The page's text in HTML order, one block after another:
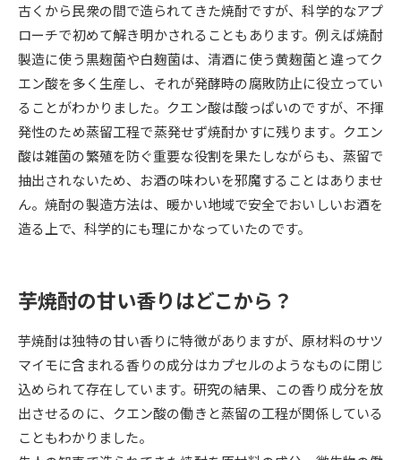
（高3生用）
（高2生用）
SELFBRAND特集ページ
オープンキャンパスなどを調べる
オープンキャンパス検索 実施プログラムから探す
来場型・Web型イベント特集 夢ナビライブ
志望校・出願校を調べる
併願校選び 受験スケジュールを立てよう
先輩が入学を決めた理由
古くから民衆の間で造られてきた焼酎ですが、科学的なアプ
ローチで初めて解き明かされることもあります。例えば焼酎
製造に使う黒麹菌や白麹菌は、清酒に使う黄麹菌と違ってク
エン酸を多く生産し、それが発酵時の腐敗防止に役立ってい
ることがわかりました。クエン酸は酸っぱいのですが、不揮
発性のため蒸留工程で蒸発せず焼酎かすに残ります。クエン
酸は雑菌の繁殖を防ぐ重要な役割を果たしながらも、蒸留で
抽出されないため、お酒の味わいを邪魔することはありませ
ん。焼酎の製造方法は、暖かい地域で安全でおいしいお酒を
造る上で、科学的にも理にかなっていたのです。
芋焼酎の甘い香りはどこから？
芋焼酎は独特の甘い香りに特徴がありますが、原材料のサツ
マイモに含まれる香りの成分はカプセルのようなものに閉じ
込められて存在しています。研究の結果、この香り成分を放
出させるのに、クエン酸の働きと蒸留の工程が関係している
こともわかりました。